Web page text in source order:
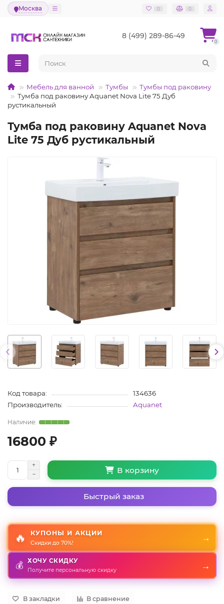
Москва 0 0
8 (499) 289-86-49
0
Мебель для ванной Тумбы
Тумбы под раковину
Тумба под раковину Aquanet Nova Lite 75 Дуб
рустикальный
Тумба под раковину Aquanet Nova
Lite 75 Дуб рустикальный
Код товара:
134636
Производитель:
Aquanet
16800 ₽
В корзину
Быстрый заказ
🔥 КУПОНЫ И АКЦИИ
Скидки до 70%!
→
💰 ХОЧУ СКИДКУ
Получите персональную скидку →
В закладки В сравнение